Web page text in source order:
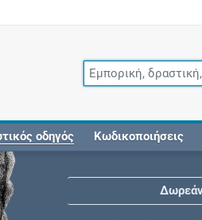
οδηγός Κωδικοποιήσεις